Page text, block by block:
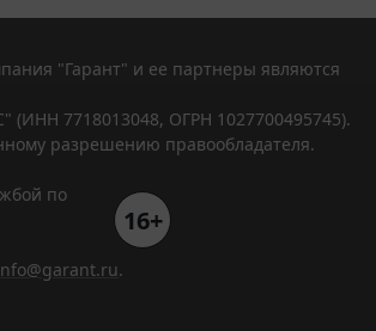
"Гарант" и ее партнеры являются
(ИНН 7718013048, ОГРН 1027700495745).
разрешению правообладателя.
по
16+
.